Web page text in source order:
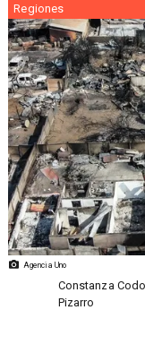
Agencia Uno
Regiones
Constanza
Pizarro